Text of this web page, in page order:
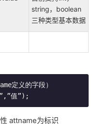
string，boolean
三种类型基本数据
定义的字段）
值”);
attname为标识